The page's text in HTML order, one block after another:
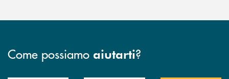
Come possiamo aiutarti?